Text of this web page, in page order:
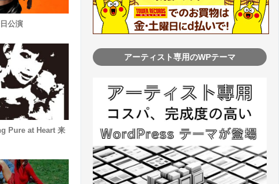
公演
Pure at Heart 来
アーティスト専用のWPテーマ